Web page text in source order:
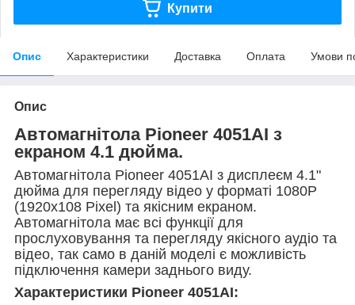
Купити
Опис Характеристики Доставка Оплата Умови
Опис
Автомагнітола Pioneer 4051AI з
екраном 4.1 дюйма.
Автомагнітола Pioneer 4051AI з дисплеєм 4.1"
дюйма для перегляду відео у форматі 1080P
(1920x108 Pixel) та якісним екраном.
Автомагнітола має всі функції для
прослуховування та перегляду якісного аудіо та
відео, так само в даній моделі є можливість
підключення камери заднього виду.
Характеристики Pioneer 4051AI: